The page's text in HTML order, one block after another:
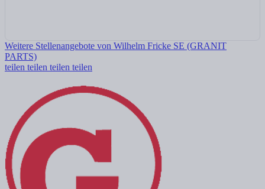
Weitere Stellenangebote von Wilhelm Fricke SE (GRANIT
PARTS)
teilen teilen teilen teilen